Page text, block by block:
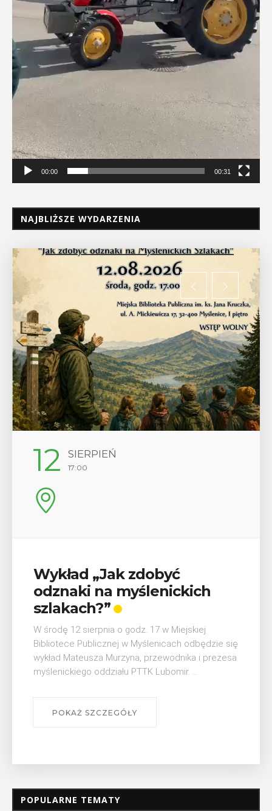
00:00 00:31
NAJBLIŻSZE WYDARZENIA
29 SIERPIEŃ
08:00 - 18:00
V Turniej Myślimira.
Mieszczanie i rzemieślnicy
W ostatni weekend wakacji, czyli 29-30 sierpnia w
Myślenicach odbędzie się piąta edycja Turnieju
Myślimira. Wydarzenie organizowane przez
Muzeum Niepodległości w Myślenicach odbędzie
się na ...
POKAŻ SZCZEGÓŁY
POPULARNE TEMATY